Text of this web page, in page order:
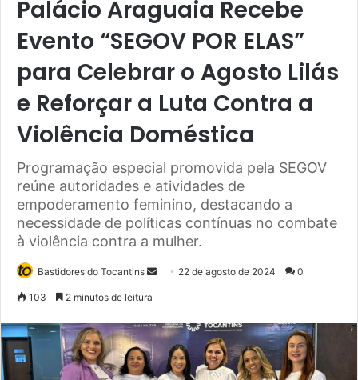
Palácio Araguaia Recebe
Evento “SEGOV POR ELAS”
para Celebrar o Agosto Lilás
e Reforçar a Luta Contra a
Violência Doméstica
Programação especial promovida pela SEGOV
reúne autoridades e atividades de
empoderamento feminino, destacando a
necessidade de políticas contínuas no combate
à violência contra a mulher.
Bastidores do Tocantins
d
u
22 de agosto de 2024 0
103 2 minutos de leitura